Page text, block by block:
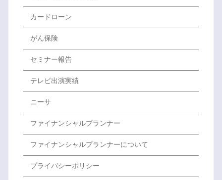
カードローン
がん保険
セミナー報告
テレビ出演実績
ニーサ
ファイナンシャルプランナー
ファイナンシャルプランナーについて
プライバシーポリシー